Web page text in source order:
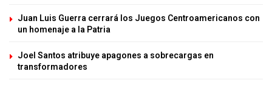
Juan Luis Guerra cerrará los Juegos Centroamericanos con
un homenaje a la Patria
Joel Santos atribuye apagones a sobrecargas en
transformadores